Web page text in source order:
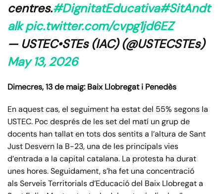
centres.#DignitatEducativa#SitAndt
alk pic.twitter.com/cvpg1jd6EZ
— USTEC•STEs (IAC) (@USTECSTEs)
May 13, 2026
Dimecres, 13 de maig: Baix Llobregat i Penedès
En aquest cas, el seguiment ha estat del 55% segons la
USTEC. Poc després de les set del matí un grup de
docents han tallat en tots dos sentits a l’altura de Sant
Just Desvern la B-23, una de les principals vies
d’entrada a la capital catalana. La protesta ha durat
unes hores. Seguidament, s’ha fet una concentració
als Serveis Territorials d’Educació del Baix Llobregat a